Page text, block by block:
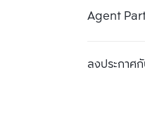
Agent
ลงประกาศกั